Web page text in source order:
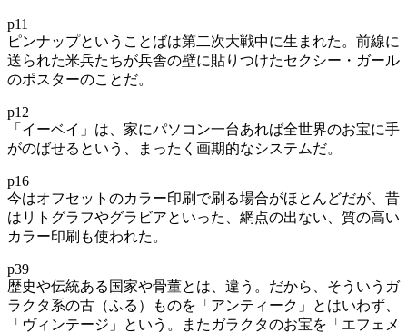
p11
ピンナップということばは第二次大戦中に生まれた。前線に
送られた米兵たちが兵舎の壁に貼りつけたセクシー・ガール
のポスターのことだ。
p12
「イーベイ」は、家にパソコン一台あれば全世界のお宝に手
がのばせるという、まったく画期的なシステムだ。
p16
今はオフセットのカラー印刷で刷る場合がほとんどだが、昔
はリトグラフやグラビアといった、網点の出ない、質の高い
カラー印刷も使われた。
p39
歴史や伝統ある国家や骨董とは、違う。だから、そういうガ
ラクタ系の古（ふる）ものを「アンティーク」とはいわず、
「ヴィンテージ」という。またガラクタのお宝を「エフェメ